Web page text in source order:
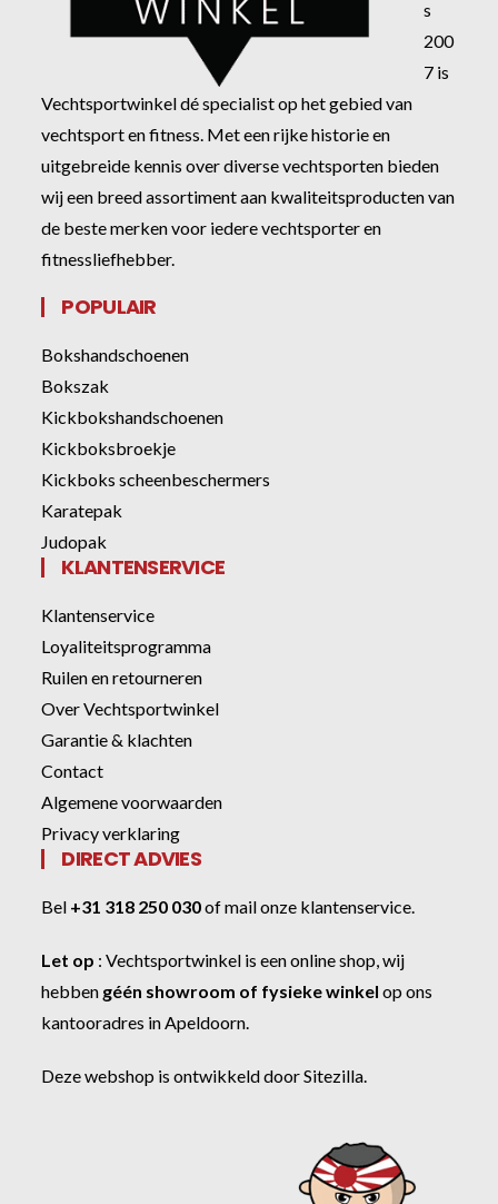
s
200
7 is
Vechtsportwinkel dé specialist op het gebied van
vechtsport en fitness. Met een rijke historie en
uitgebreide kennis over diverse vechtsporten bieden
wij een breed assortiment aan kwaliteitsproducten van
de beste merken voor iedere vechtsporter en
fitnessliefhebber.
POPULAIR
Bokshandschoenen
Bokszak
Kickbokshandschoenen
Kickboksbroekje
Kickboks scheenbeschermers
Karatepak
Judopak
KLANTENSERVICE
Klantenservice
Loyaliteitsprogramma
Ruilen en retourneren
Over Vechtsportwinkel
Garantie & klachten
Contact
Algemene voorwaarden
Privacy verklaring
DIRECT ADVIES
Bel +31 318 250 030ofmail onze klantenservice.
Let op :Vechtsportwinkel is een online shop, wij
hebben géén showroom of fysieke winkel op ons
kantooradres in Apeldoorn.
Deze webshop is ontwikkeld doorSitezilla.